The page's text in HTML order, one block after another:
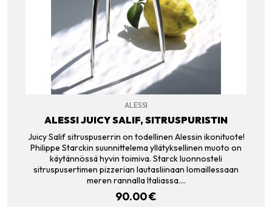
ALESSI
ALESSI JUICY SALIF, SITRUSPURISTIN
Juicy Salif sitruspuserrin on todellinen Alessin ikonituote!
Philippe Starckin suunnittelema yllätyksellinen muoto on
käytännössä hyvin toimiva. Starck luonnosteli
sitruspusertimen pizzerian lautasliinaan lomaillessaan
meren rannalla Italiassa.…
90.00€